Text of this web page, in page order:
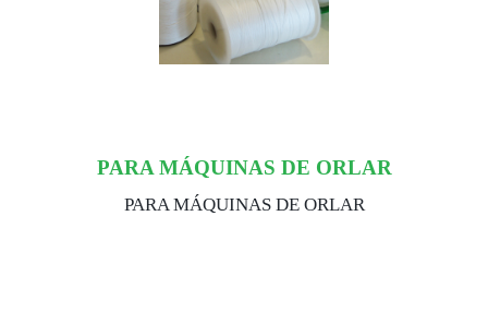
PARA MÁQUINAS DE ORLAR
PARA MÁQUINAS DE ORLAR